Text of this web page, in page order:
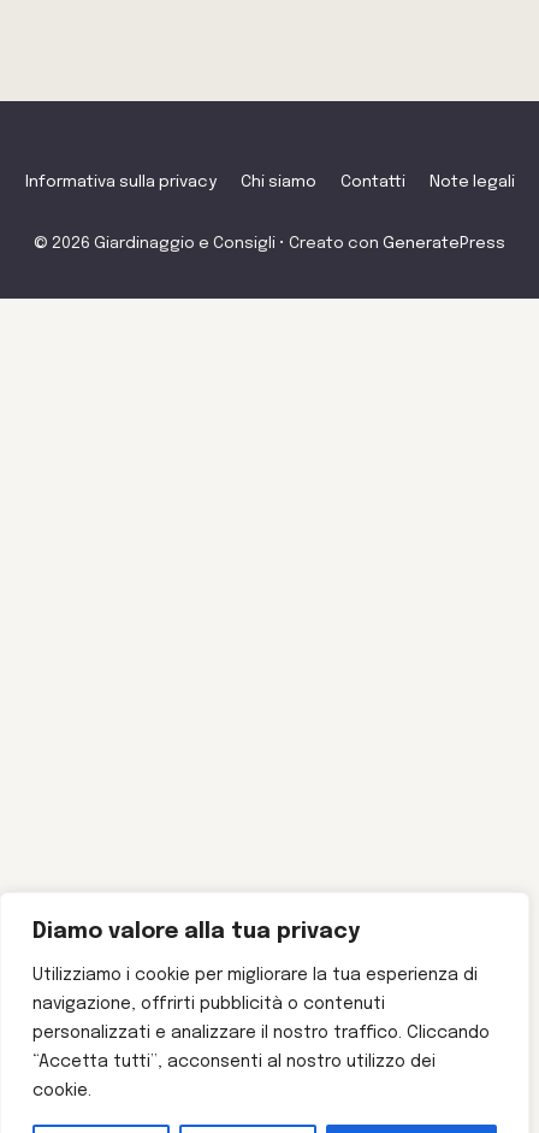
Diamo valore alla tua privacy
Utilizziamo i cookie per migliorare la tua esperienza di
navigazione, offrirti pubblicità o contenuti
personalizzati e analizzare il nostro traffico. Cliccando
“Accetta tutti”, acconsenti al nostro utilizzo dei
cookie.
Informativa sulla privacy Chi siamo Contatti Note legali
© 2026 Giardinaggio e Consigli • Creato con GeneratePress